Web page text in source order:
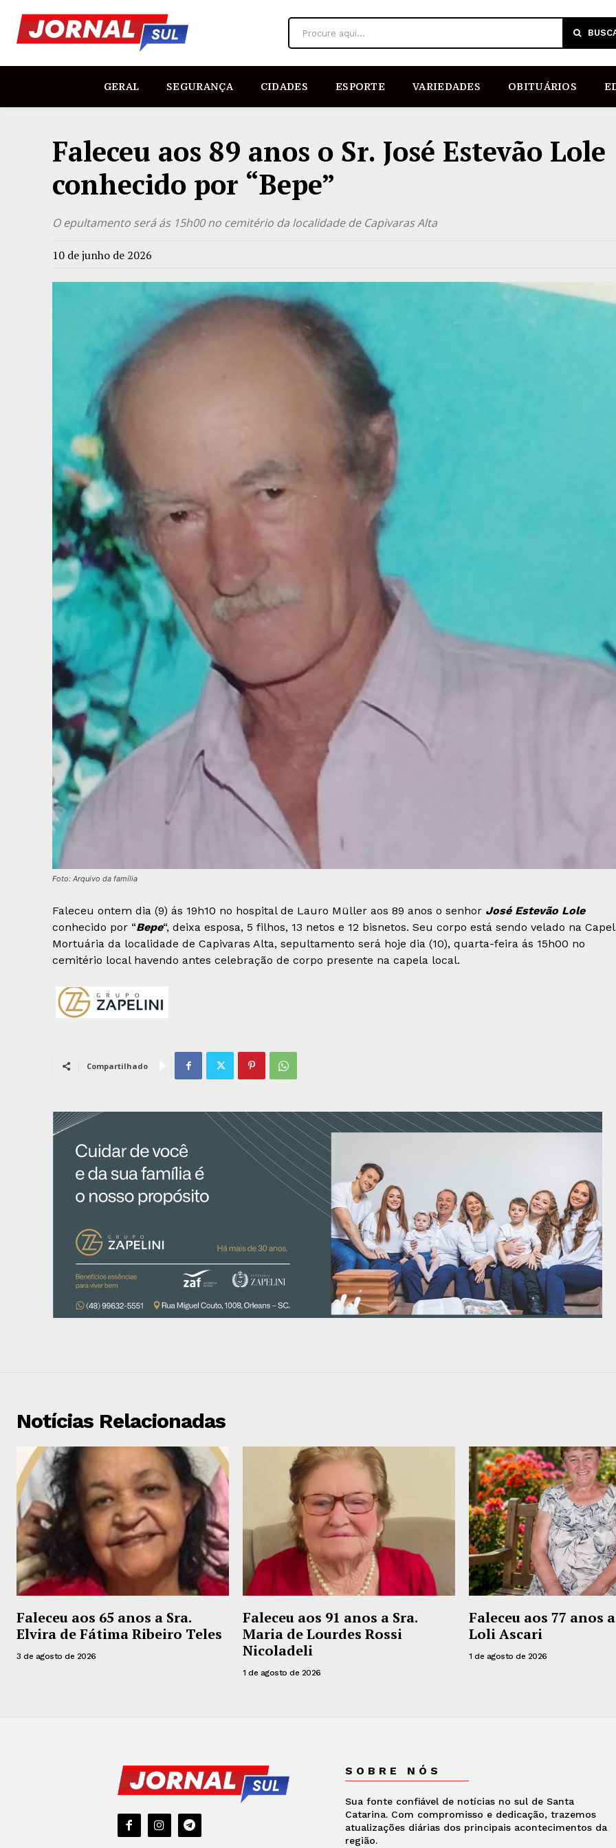
Procure aqui...
GERAL SEGURANÇA CIDADES ESPORTE VARIEDADES OBITUÁRIOS
Faleceu aos 89 anos o Sr. José Estevão Lole
conhecido por “Bepe”
O epultamento será ás 15h00 no cemitério da localidade de Capivaras Alta
10 de junho de 2026
Foto: Arquivo da família
Faleceu ontem dia (9) ás 19h10 no hospital de Lauro Müller aos 89 anos o senhor José Estevão Lole
conhecido por “Bepe“, deixa esposa, 5 filhos, 13 netos e 12 bisnetos. Seu corpo está sendo velado na
Mortuária da localidade de Capivaras Alta, sepultamento será hoje dia (10), quarta-feira ás 15h00 no
cemitério local havendo antes celebração de corpo presente na capela local.
Compartilhado
Notícias Relacionadas
Faleceu aos 65 anos a Sra.
Elvira de Fátima Ribeiro Teles
3 de agosto de 2026
Faleceu aos 91 anos a Sra.
Maria de Lourdes Rossi
Nicoladeli
1 de agosto de 2026
Faleceu aos 77 anos
Loli Ascari
1 de agosto de 2026
SOBRE NÓS
Sua fonte confiável de notícias no sul de Santa
Catarina. Com compromisso e dedicação, trazemos
atualizações diárias dos principais acontecimentos da
região.